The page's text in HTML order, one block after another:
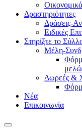
Δραστηριότητες
Δράσεις-
Ειδικές
Στηρίξτε το
Μέλη-
Δωρεές &
Νέα
Επικοινωνία